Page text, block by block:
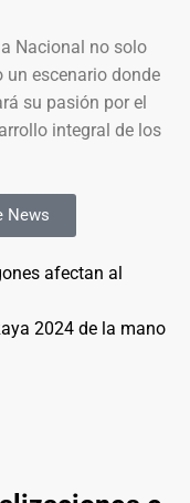
Nacional no solo
un escenario donde
su pasión por el
integral de los
News
afectan al
2024 de la mano